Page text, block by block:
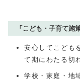
「こども・子育て施
安心してこども
て期にわたる切
学校・家庭・地